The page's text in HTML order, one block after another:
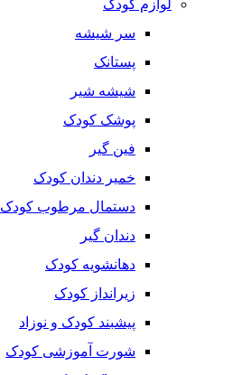
لوازم کودک
سر شیشه
پستانک
شیشه شیر
پوشک کودک
فین گیر
خمیر دندان کودک
دستمال مرطوب کودک
دندان گیر
دهانشویه کودک
زیرانداز کودک
پیشبند کودک و نوزاد
شورت آموزشی کودک